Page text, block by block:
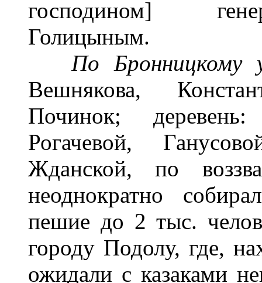
господином]
Голицыным.
По Бронницкому
Вешнякова,
Починок;
Рогачевой,
Жданской, по
неоднократно
пешие до 2 тыс.
городу Подолу, где,
ожидали с казаками